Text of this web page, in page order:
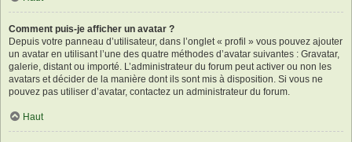
Comment puis-je afficher un avatar ?
Depuis votre panneau d’utilisateur, dans l’onglet « profil » vous pouvez ajouter
un avatar en utilisant l’une des quatre méthodes d’avatar suivantes : Gravatar,
galerie, distant ou importé. L’administrateur du forum peut activer ou non les
avatars et décider de la manière dont ils sont mis à disposition. Si vous ne
pouvez pas utiliser d’avatar, contactez un administrateur du forum.
Haut